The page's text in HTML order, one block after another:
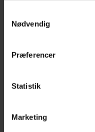
Nødvendig
Præferencer
Statistik
Marketing
O
RE